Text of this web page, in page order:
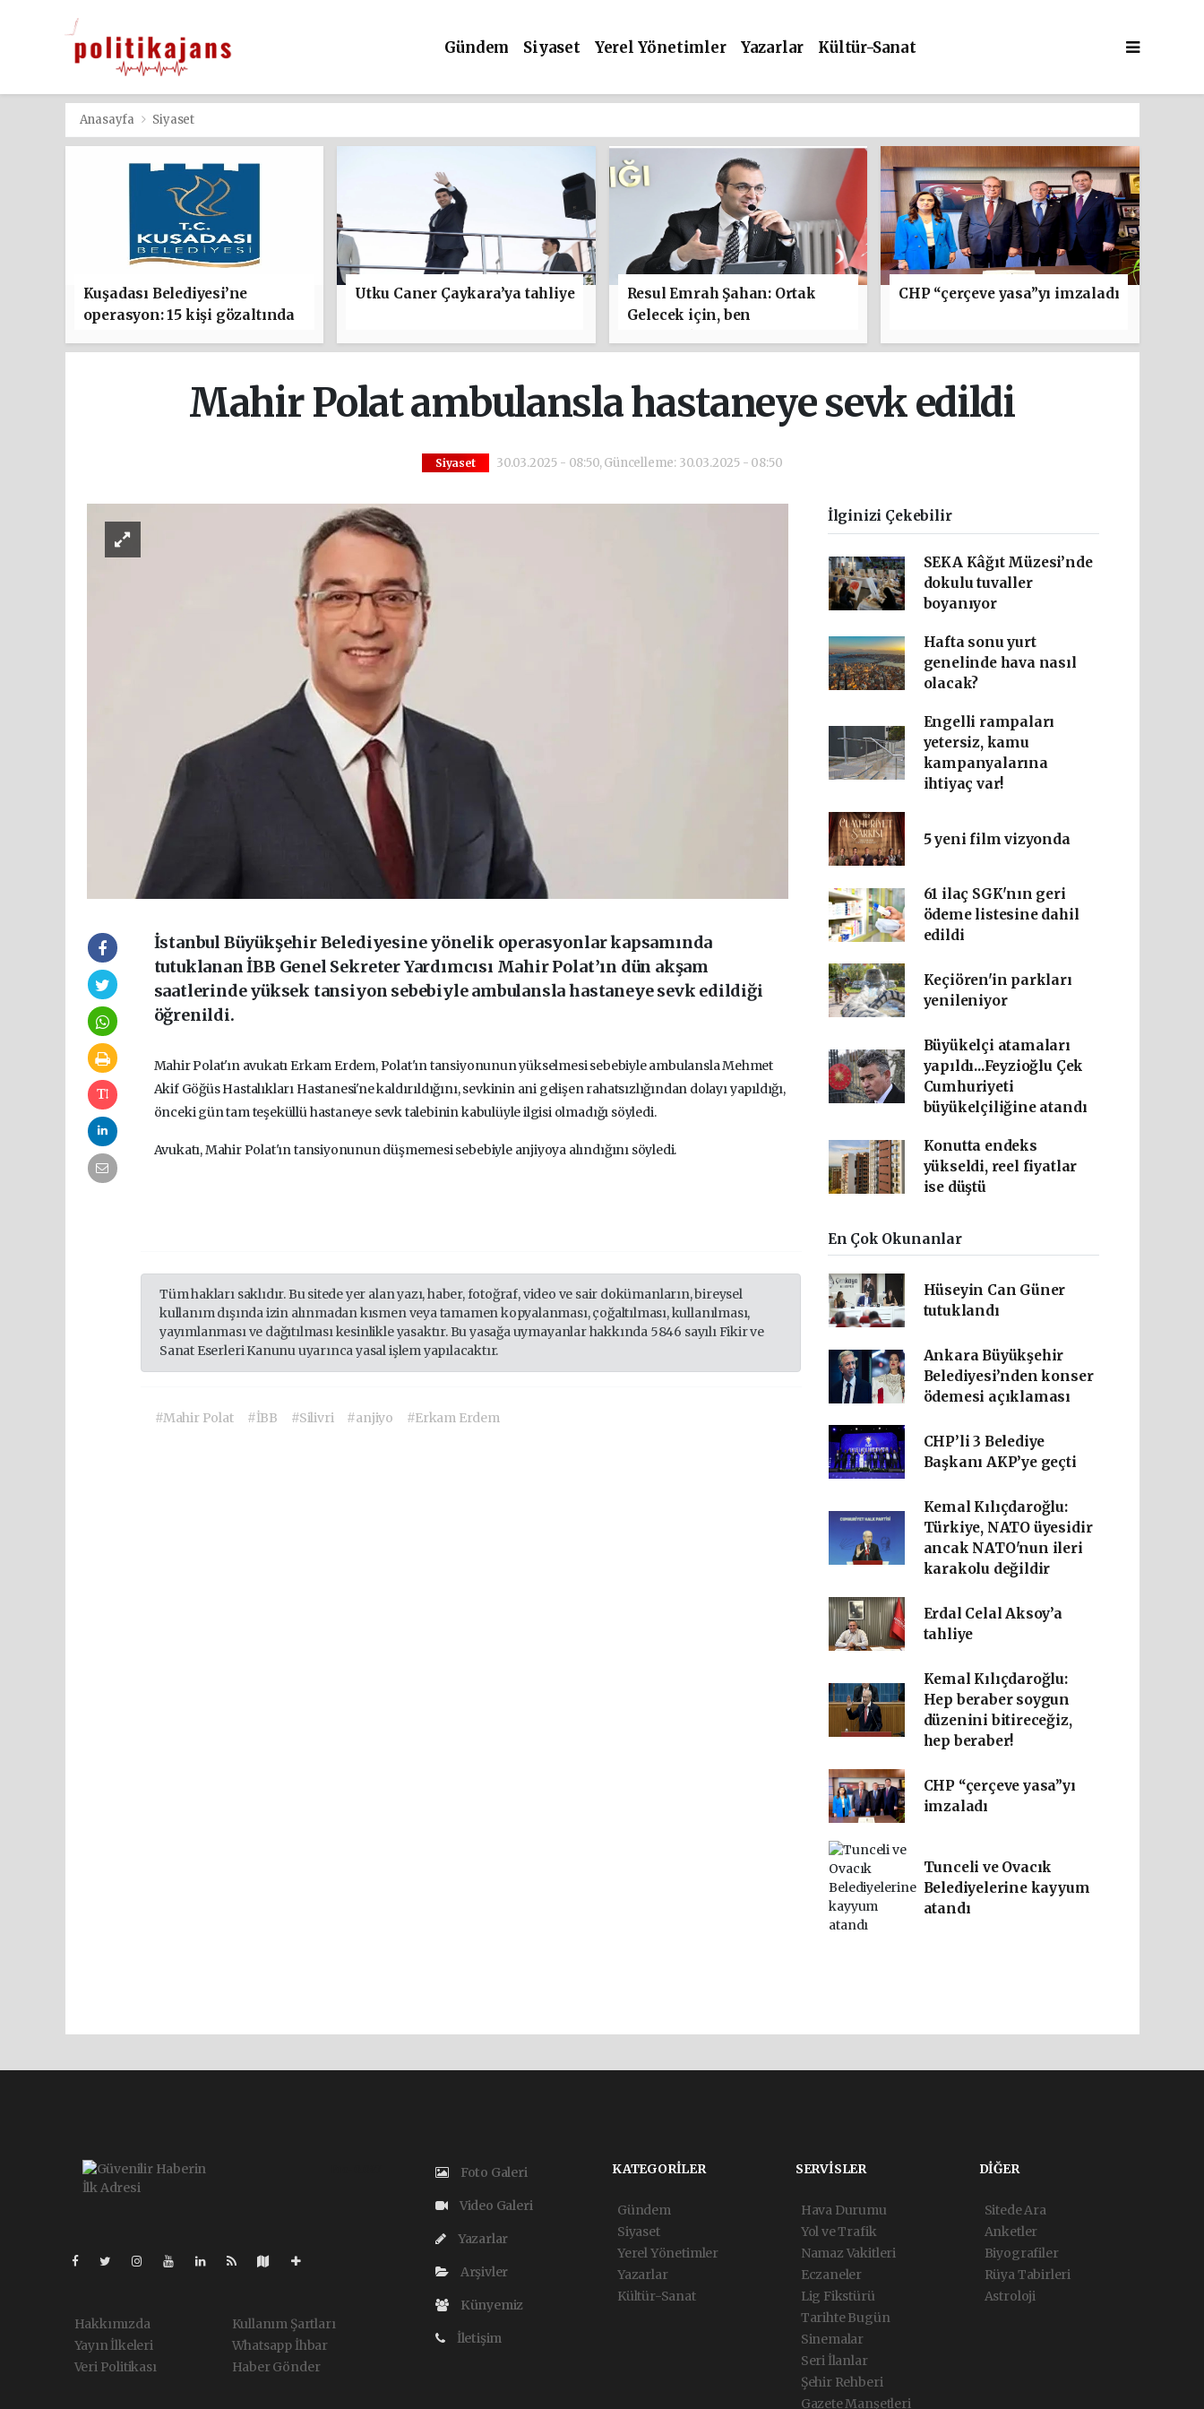
Gündem Siyaset Yerel Yönetimler Yazarlar Kültür-Sanat
Anasayfa Siyaset
Kuşadası Belediyesi’ne
operasyon: 15 kişi gözaltında
Utku Caner Çaykara’ya tahliye
Resul Emrah Şahan: Ortak
Gelecek için, ben
CHP “çerçeve yasa”yı imzaladı
Mahir Polat ambulansla hastaneye sevk edildi
Siyaset 30.03.2025 - 08:50, Güncelleme: 30.03.2025 - 08:50
İstanbul Büyükşehir Belediyesine yönelik operasyonlar kapsamında
tutuklanan İBB Genel Sekreter Yardımcısı Mahir Polat’ın dün akşam
saatlerinde yüksek tansiyon sebebiyle ambulansla hastaneye sevk edildiği
öğrenildi.
Mahir Polat'ın avukatı Erkam Erdem, Polat'ın tansiyonunun yükselmesi sebebiyle ambulansla Mehmet
Akif Göğüs Hastalıkları Hastanesi'ne kaldırıldığını, sevkinin ani gelişen rahatsızlığından dolayı yapıldığı,
önceki gün tam teşeküllü hastaneye sevk talebinin kabulüyle ilgisi olmadığı söyledi.
Avukatı, Mahir Polat'ın tansiyonunun düşmemesi sebebiyle anjiyoya alındığını söyledi.
Tüm hakları saklıdır. Bu sitede yer alan yazı, haber, fotoğraf, video ve sair dokümanların, bireysel
kullanım dışında izin alınmadan kısmen veya tamamen kopyalanması, çoğaltılması, kullanılması,
yayımlanması ve dağıtılması kesinlikle yasaktır. Bu yasağa uymayanlar hakkında 5846 sayılı Fikir ve
Sanat Eserleri Kanunu uyarınca yasal işlem yapılacaktır.
#Mahir Polat #İBB #Silivri #anjiyo #Erkam Erdem
İlginizi Çekebilir
SEKA Kâğıt Müzesi’nde
dokulu tuvaller
boyanıyor
Hafta sonu yurt
genelinde hava nasıl
olacak?
Engelli rampaları
yetersiz, kamu
kampanyalarına
ihtiyaç var!
5 yeni film vizyonda
61 ilaç SGK'nın geri
ödeme listesine dahil
edildi
Keçiören'in parkları
yenileniyor
Büyükelçi atamaları
yapıldı...Feyzioğlu Çek
Cumhuriyeti
büyükelçiliğine atandı
Konutta endeks
yükseldi, reel fiyatlar
ise düştü
En Çok Okunanlar
Hüseyin Can Güner
tutuklandı
Ankara Büyükşehir
Belediyesi’nden konser
ödemesi açıklaması
CHP’li 3 Belediye
Başkanı AKP’ye geçti
Kemal Kılıçdaroğlu:
Türkiye, NATO üyesidir
ancak NATO'nun ileri
karakolu değildir
Erdal Celal Aksoy’a
tahliye
Kemal Kılıçdaroğlu:
Hep beraber soygun
düzenini bitireceğiz,
hep beraber!
CHP “çerçeve yasa”yı
imzaladı
Tunceli ve Ovacık
Belediyelerine kayyum
atandı
Hakkımızda
Yayın İlkeleri
Veri Politikası
Kullanım Şartları
Whatsapp İhbar
Haber Gönder
Foto Galeri
Video Galeri
Yazarlar
Arşivler
Künyemiz
İletişim
KATEGORİLER
Gündem
Siyaset
Yerel Yönetimler
Yazarlar
Kültür-Sanat
SERVİSLER
Hava Durumu
Yol ve Trafik
Namaz Vakitleri
Eczaneler
Lig Fikstürü
Tarihte Bugün
Sinemalar
Seri İlanlar
Şehir Rehberi
Gazete Manşetleri
DİĞER
Sitede Ara
Anketler
Biyografiler
Rüya Tabirleri
Astroloji